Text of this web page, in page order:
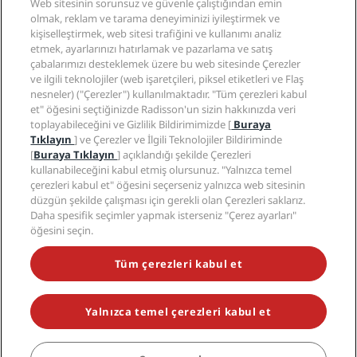
Radisson Hotels Uygulaması
Sports Approved oteller
Aile Dostu Oteller
Sağlık ve Güvenlik
Medya
Kariyer RHG
Kariyer PPHE
EHL Kariyer
The Club by RHG
Geliştirme fırsatları
Sorumlu İşletme
Satın Alma
Yasal
Gizlilik Merkezi
Yasal bildirim
Radisson Rewards hüküm ve koşulları
Site kullanım sözleşmesi
Dijital Erişilebilirlik
Modern Kölelik Beyanı
Yardım
Tüketici uyarıları
İletişim
SSS
Site haritası
Sosyal medya
Radisson Hotels Markaları
POPÜLER KAMPANYALARIMIZI KAÇIRMAYIN
© 2026 Radisson Hotel Group.Tüm hakları saklıdır. RHG Radisson
Hotel Group, Radisson, Radisson RED, Radisson Blu, Radisson Collection,
Radisson Individuals, Park Plaza, Park Inn, Country Inn & Suites, Prize by
Radisson, Radisson Rewards ve Radisson Meetings; Radisson Hotel
Web sitesinin sorunsuz ve güvenle çalıştığından emin
olmak, reklam ve tarama deneyiminizi iyileştirmek ve
kişiselleştirmek, web sitesi trafiğini ve kullanımı analiz
etmek, ayarlarınızı hatırlamak ve pazarlama ve satış
çabalarımızı desteklemek üzere bu web sitesinde Çerezler
ve ilgili teknolojiler (web işaretçileri, piksel etiketleri ve Flaş
nesneler) ("Çerezler") kullanılmaktadır. "Tüm çerezleri kabul
et" öğesini seçtiğinizde Radisson'un sizin hakkınızda veri
toplayabileceğini ve Gizlilik Bildirimimizde [ Buraya
Tıklayın] ve Çerezler ve İlgili Teknolojiler Bildiriminde
[Buraya Tıklayın] açıklandığı şekilde Çerezleri
kullanabileceğini kabul etmiş olursunuz. "Yalnızca temel
çerezleri kabul et" öğesini seçerseniz yalnızca web sitesinin
düzgün şekilde çalışması için gerekli olan Çerezleri saklarız.
Daha spesifik seçimler yapmak isterseniz "Çerez ayarları"
öğesini seçin.
Tüm çerezleri kabul et
Yalnızca temel çerezleri kabul et